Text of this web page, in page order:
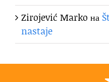
Zirojević Marko на
nastaje